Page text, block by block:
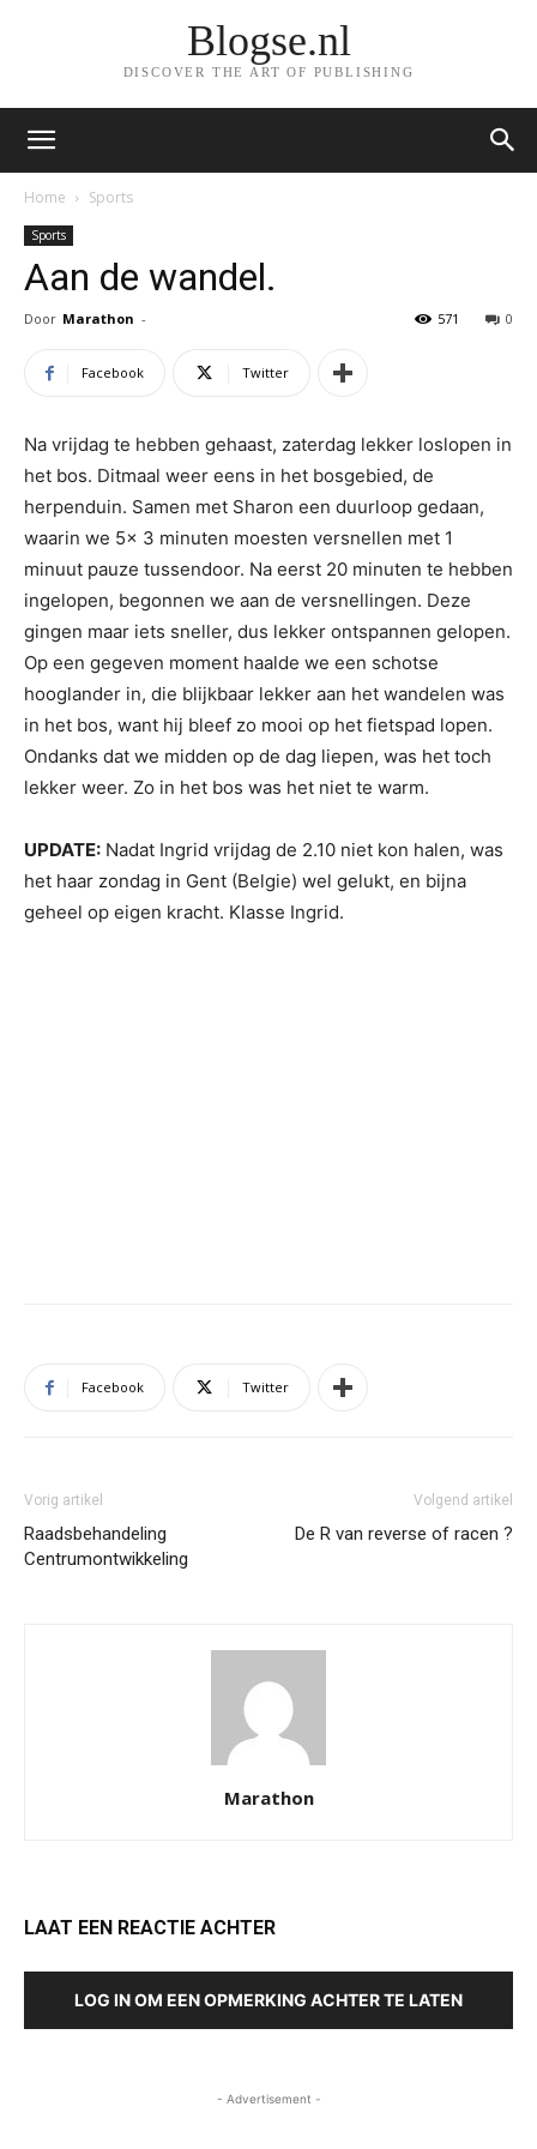
Blogse.nl
DISCOVER THE ART OF PUBLISHING
Home Sports
Sports
Aan de wandel.
Door Marathon - 0
571
Facebook Twitter
Na vrijdag te hebben gehaast, zaterdag lekker loslopen in
het bos. Ditmaal weer eens in het bosgebied, de
herpenduin. Samen met Sharon een duurloop gedaan,
waarin we 5x 3 minuten moesten versnellen met 1
minuut pauze tussendoor. Na eerst 20 minuten te hebben
ingelopen, begonnen we aan de versnellingen. Deze
gingen maar iets sneller, dus lekker ontspannen gelopen.
Op een gegeven moment haalde we een schotse
hooglander in, die blijkbaar lekker aan het wandelen was
in het bos, want hij bleef zo mooi op het fietspad lopen.
Ondanks dat we midden op de dag liepen, was het toch
lekker weer. Zo in het bos was het niet te warm.
UPDATE: Nadat Ingrid vrijdag de 2.10 niet kon halen, was
het haar zondag in Gent (Belgie) wel gelukt, en bijna
geheel op eigen kracht. Klasse Ingrid.
Facebook Twitter
Vorig artikel
Raadsbehandeling
Centrumontwikkeling
Volgend artikel
De R van reverse of racen ?
Marathon
LAAT EEN REACTIE ACHTER
LOG IN OM EEN OPMERKING ACHTER TE LATEN
- Advertisement -